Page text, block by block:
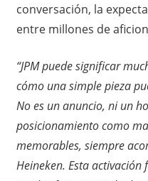
conversación, la
entre millones de
“JPM puede significar
cómo una simple pieza
No es un anuncio, ni un
posicionamiento como
memorables, siempre
Heineken. Esta